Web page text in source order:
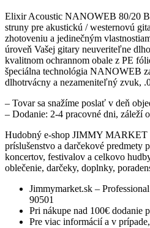
Elixir Acoustic NANOWEB 80/20
struny pre akustickú / westernovú
zhotoveniu a jedinečným
úroveň Vašej gitary neuveriteľne
kvalitnom ochrannom obale z PE
špeciálna technológia NANOWEB
dlhotrvácny a nezameniteľný zvuk,
– Tovar sa snažíme poslať v deň
– Dodanie: 2-4 pracovné dni, záleží
Hudobný e-shop JIMMY MARKET
príslušenstvo a darčekové predmety
koncertov, festivalov a celkovo
oblečenie, darčeky, doplnky,
Jimmymarket.sk –
90501
Pri nákupe nad 100€ dodanie
Pre viac informácií a v